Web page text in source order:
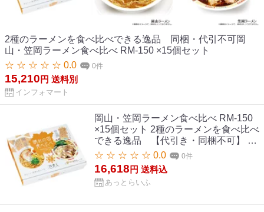
2種のラーメンを食べ比べできる逸品 同梱・代引不可岡
山・笠岡ラーメン食べ比べ RM-150 ×15個セット
☆ ☆ ☆ ☆ ☆ 0.0
0件
15,210 円 送料別
インフォマート
岡山・笠岡ラーメン食べ比べ RM-150
×15個セット 2種のラーメンを食べ比べ
できる逸品 【代引き・同梱不可】 岡
山・笠岡ラーメン食べ比べ RM-150
×15個セット
☆ ☆ ☆ ☆ ☆ 0.0 0件
16,618 円 送料込
あっとらいふ